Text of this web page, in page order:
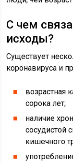
С чем
исходы?
Существует
коронавируса и
возрастная
сорока лет;
наличие
сосудистой
кишечного